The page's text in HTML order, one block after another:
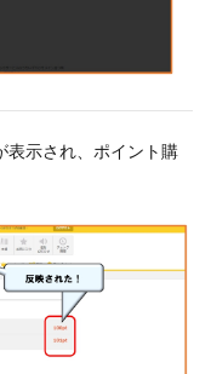
表示され、ポイント購